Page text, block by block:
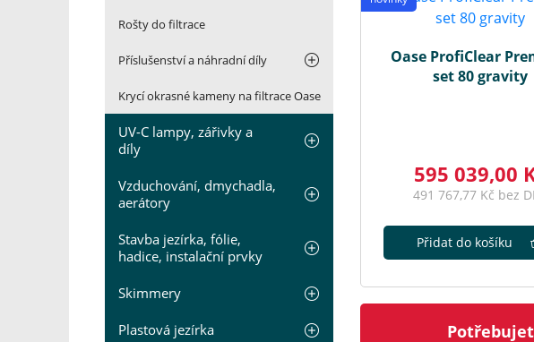
Rošty do filtrace
Příslušenství a náhradní díly
Krycí okrasné kameny na filtrace Oase
UV-C lampy, zářivky a
díly
Vzduchování, dmychadla,
aerátory
Stavba jezírka, fólie,
hadice, instalační prvky
Skimmery
Plastová jezírka
Oase ProfiClear
set 80 gravity
595 039,00
491 767,77 Kč bez
Přidat do košíku